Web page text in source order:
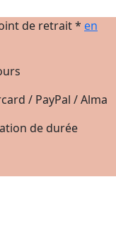
de retrait * en
/ PayPal / Alma
de durée